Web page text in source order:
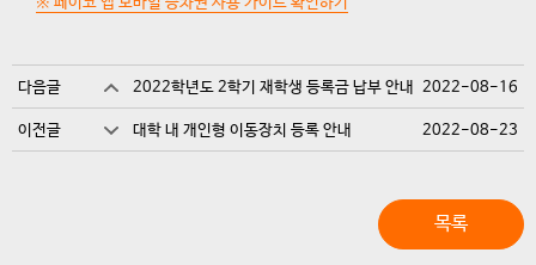
다음글 2022학년도 2학기 재학생 등록금 납부 안내 2022-08-16
이전글 대학 내 개인형 이동장치 등록 안내 2022-08-23
목록